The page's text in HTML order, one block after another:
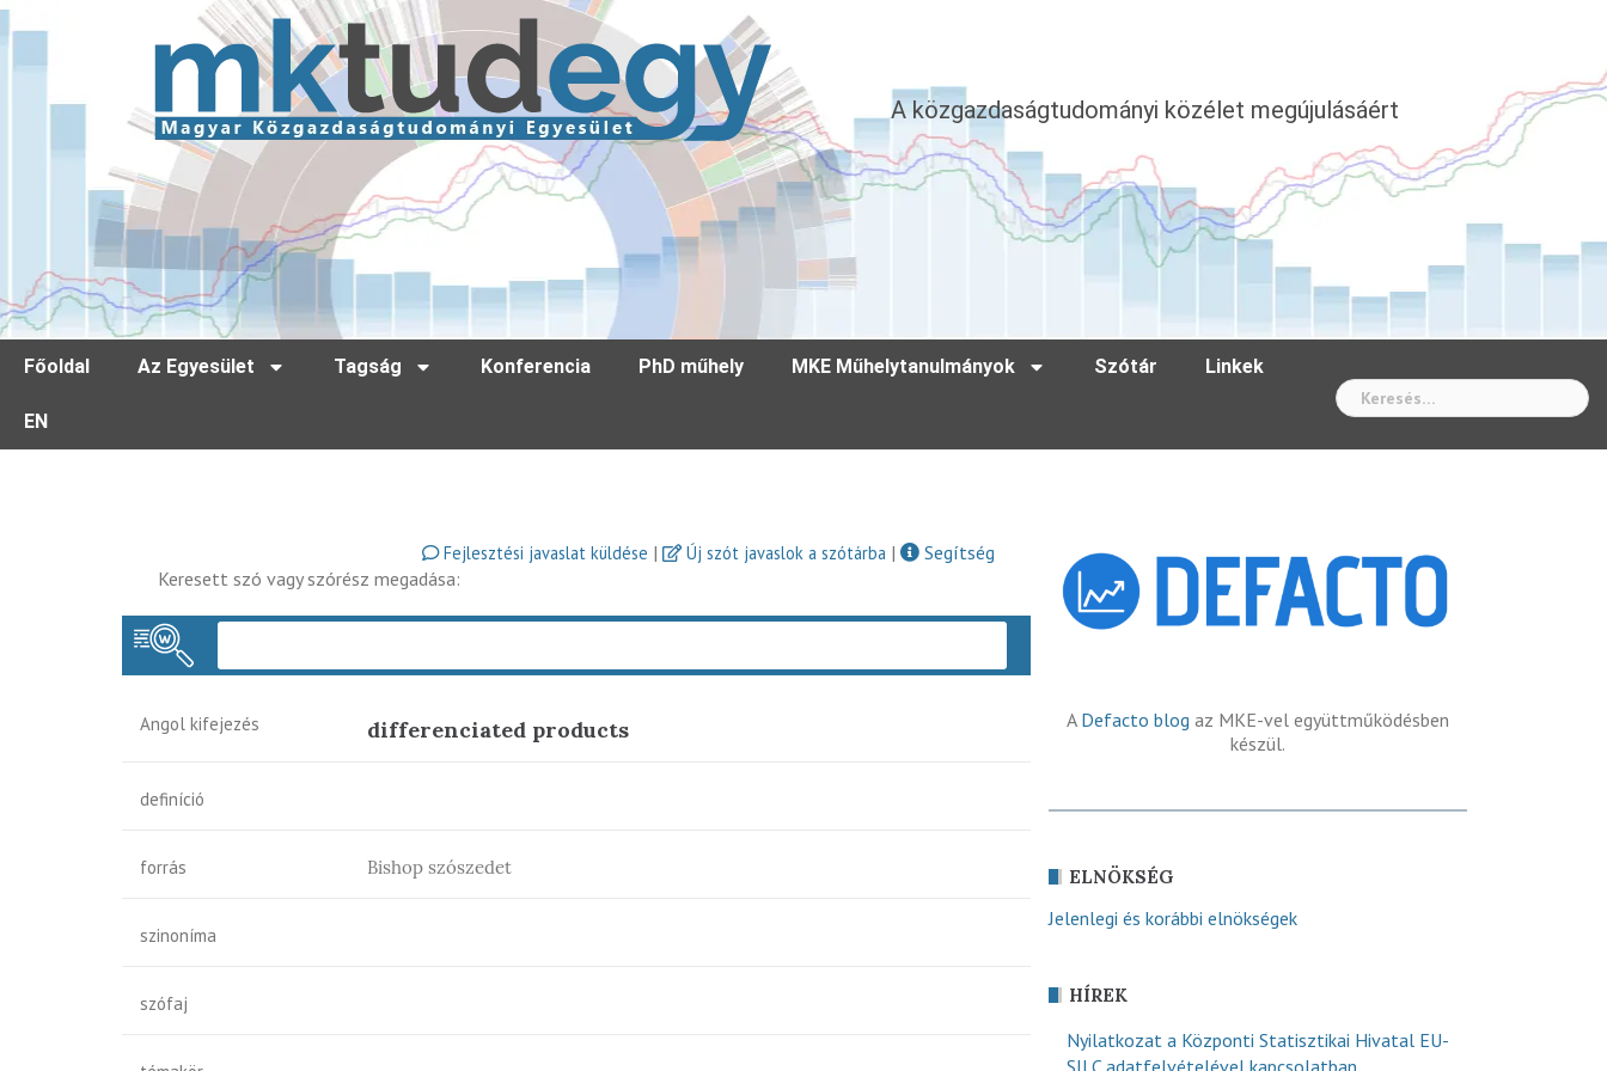
A közgazdaságtudományi közélet megújulásáért
Főoldal Az Egyesület Tagság Konferencia PhD műhely MKE Műhelytanulmányok Szótár Linkek
EN
Fejlesztési javaslat küldése | Új szót javaslok a szótárba |
Segítség
Keresett szó vagy szórész megadása:
Angol kifejezés differenciated products
definíció
forrás Bishop szószedet
szinoníma
szófaj
A Defacto blog az MKE-vel együttműködésben
készül.
ELNÖKSÉG
Jelenlegi és korábbi elnökségek
HÍREK
Nyilatkozat a Központi Statisztikai Hivatal EU-
SILC adatfelvételével kapcsolatban